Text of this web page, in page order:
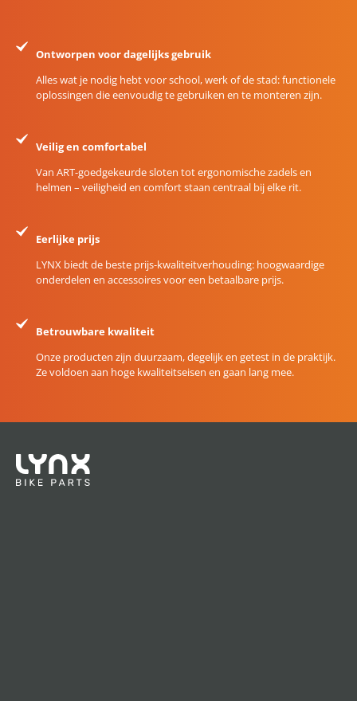
Ontworpen voor dagelijks gebruik
Alles wat je nodig hebt voor school, werk of de stad: functionele
oplossingen die eenvoudig te gebruiken en te monteren zijn.
Veilig en comfortabel
Van ART-goedgekeurde sloten tot ergonomische zadels en
helmen – veiligheid en comfort staan centraal bij elke rit.
Eerlijke prijs
LYNX biedt de beste prijs-kwaliteitverhouding: hoogwaardige
onderdelen en accessoires voor een betaalbare prijs.
Betrouwbare kwaliteit
Onze producten zijn duurzaam, degelijk en getest in de praktijk.
Ze voldoen aan hoge kwaliteitseisen en gaan lang mee.